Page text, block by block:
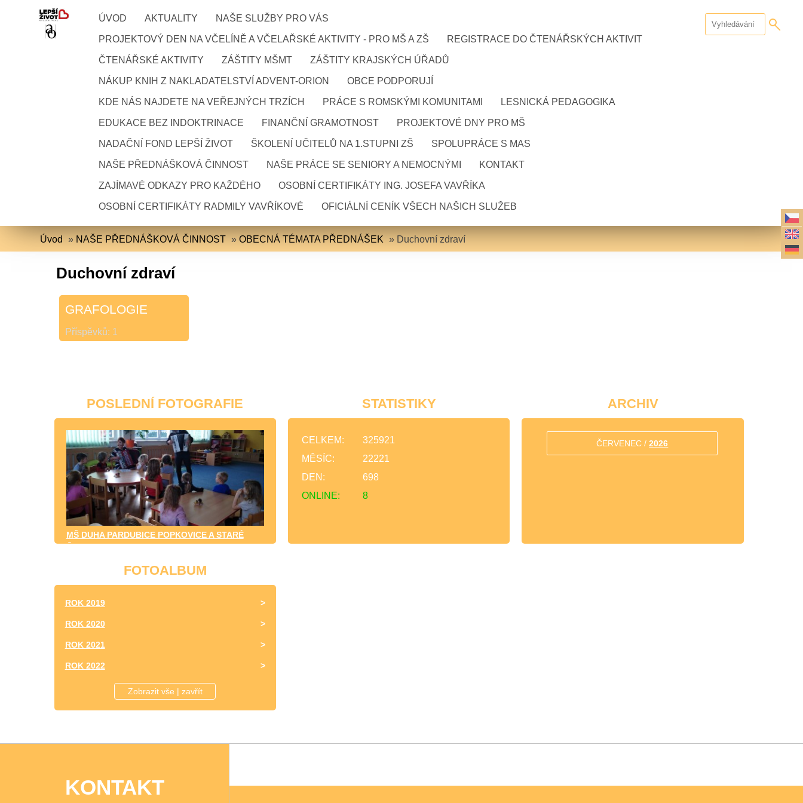
ÚVOD AKTUALITY NAŠE SLUŽBY PRO VÁS
PROJEKTOVÝ DEN NA VČELÍNĚ A VČELAŘSKÉ AKTIVITY - PRO MŠ A ZŠ REGISTRACE DO ČTENÁŘSKÝCH AKTIVIT
ČTENÁŘSKÉ AKTIVITY ZÁŠTITY MŠMT ZÁŠTITY KRAJSKÝCH ÚŘADŮ
NÁKUP KNIH Z NAKLADATELSTVÍ ADVENT-ORION OBCE PODPORUJÍ
KDE NÁS NAJDETE NA VEŘEJNÝCH TRZÍCH PRÁCE S ROMSKÝMI KOMUNITAMI LESNICKÁ PEDAGOGIKA
EDUKACE BEZ INDOKTRINACE FINANČNÍ GRAMOTNOST PROJEKTOVÉ DNY PRO MŠ
NADAČNÍ FOND LEPŠÍ ŽIVOT ŠKOLENÍ UČITELŮ NA 1.STUPNI ZŠ SPOLUPRÁCE S MAS
NAŠE PŘEDNÁŠKOVÁ ČINNOST NAŠE PRÁCE SE SENIORY A NEMOCNÝMI KONTAKT
ZAJÍMAVÉ ODKAZY PRO KAŽDÉHO OSOBNÍ CERTIFIKÁTY ING. JOSEFA VAVŘÍKA
OSOBNÍ CERTIFIKÁTY RADMILY VAVŘÍKOVÉ OFICIÁLNÍ CENÍK VŠECH NAŠICH SLUŽEB
Úvod » NAŠE PŘEDNÁŠKOVÁ ČINNOST »OBECNÁ TÉMATA PŘEDNÁŠEK » Duchovní zdraví
Duchovní zdraví
GRAFOLOGIE
Příspěvků: 1
POSLEDNÍ FOTOGRAFIE
MŠ DUHA PARDUBICE POPKOVICE A STARÉ
ČIVICE
STATISTIKY
ONLINE: 8
CELKEM:
325921
MĚSÍC:
22221
DEN:
698
ARCHIV
ČERVENEC /2026
FOTOALBUM
ROK 2019
ROK 2020
ROK 2021
ROK 2022
Zobrazit vše | zavřít
KONTAKT